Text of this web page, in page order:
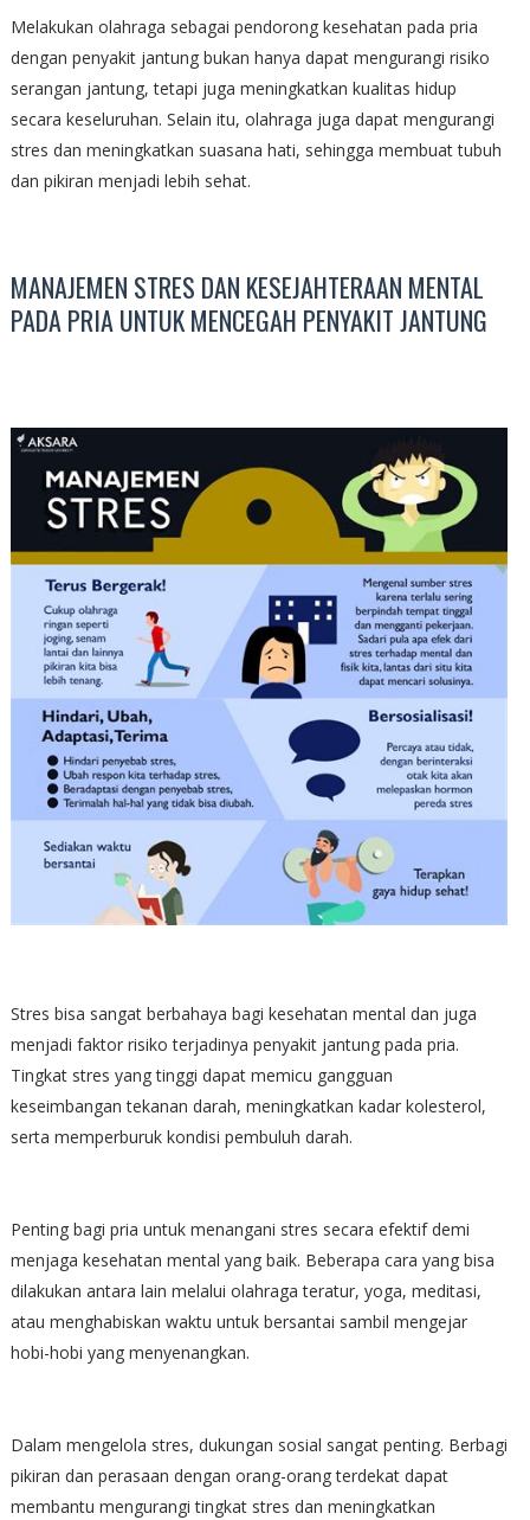
Melakukan olahraga sebagai pendorong kesehatan pada pria
dengan penyakit jantung bukan hanya dapat mengurangi risiko
serangan jantung, tetapi juga meningkatkan kualitas hidup
secara keseluruhan. Selain itu, olahraga juga dapat mengurangi
stres dan meningkatkan suasana hati, sehingga membuat tubuh
dan pikiran menjadi lebih sehat.
MANAJEMEN STRES DAN KESEJAHTERAAN MENTAL
PADA PRIA UNTUK MENCEGAH PENYAKIT JANTUNG
Stres bisa sangat berbahaya bagi kesehatan mental dan juga
menjadi faktor risiko terjadinya penyakit jantung pada pria.
Tingkat stres yang tinggi dapat memicu gangguan
keseimbangan tekanan darah, meningkatkan kadar kolesterol,
serta memperburuk kondisi pembuluh darah.
Penting bagi pria untuk menangani stres secara efektif demi
menjaga kesehatan mental yang baik. Beberapa cara yang bisa
dilakukan antara lain melalui olahraga teratur, yoga, meditasi,
atau menghabiskan waktu untuk bersantai sambil mengejar
hobi-hobi yang menyenangkan.
Dalam mengelola stres, dukungan sosial sangat penting. Berbagi
pikiran dan perasaan dengan orang-orang terdekat dapat
membantu mengurangi tingkat stres dan meningkatkan